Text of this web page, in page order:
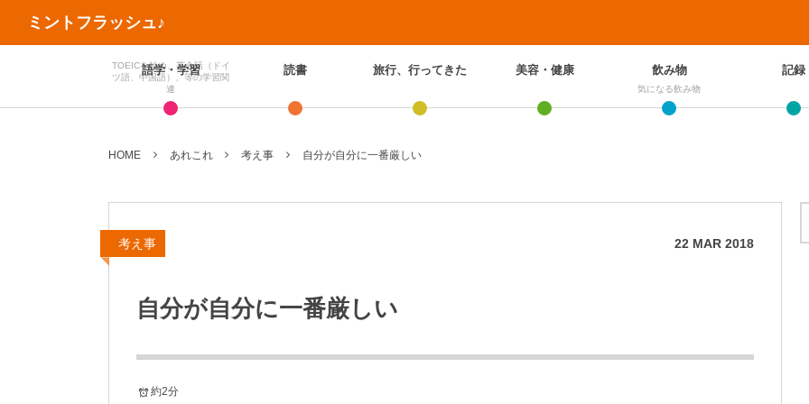
ミントフラッシュ♪
語学・学習
TOEICを始め、英会話（ドイ
ツ語、中国語）、等の学習関
連
読書 旅行、行ってきた 美容・健康 飲み物
気になる飲み物
記録
HOME あれこれ 考え事 自分が自分に一番厳しい
考え事 22 MAR 2018
自分が自分に一番厳しい
約2分